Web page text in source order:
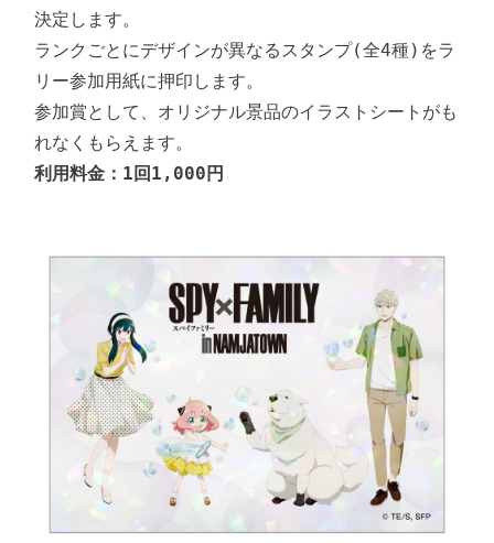
決定します。
ランクごとにデザインが異なるスタンプ(全4種)をラ
リー参加用紙に押印します。
参加賞として、オリジナル景品のイラストシートがも
利用料金：1回1,000円